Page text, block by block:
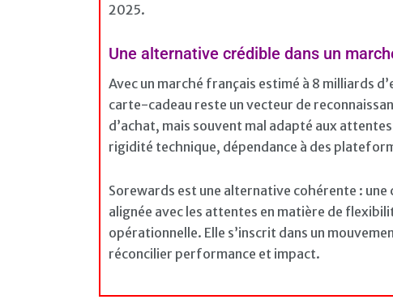
2025.
Une alternative crédible dans un
Avec un marché français estimé à 8 milliards
carte-cadeau reste un vecteur de
d’achat, mais souvent mal adapté aux
rigidité technique, dépendance à des
Sorewards est une alternative cohérente :
alignée avec les attentes en matière de
opérationnelle. Elle s’inscrit dans un
réconcilier performance et impact.